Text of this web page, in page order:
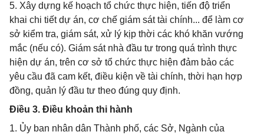
5. Xây dựng kế hoạch tổ chức thực hiện, tiến độ triển
khai chi tiết dự án, cơ chế giám sát tài chính... để làm cơ
sở kiểm tra, giám sát, xử lý kịp thời các khó khăn vướng
mắc (nếu có). Giám sát nhà đầu tư trong quá trình thực
hiện dự án, trên cơ sở tổ chức thực hiện đảm bảo các
yêu cầu đã cam kết, điều kiện về tài chính, thời hạn hợp
đồng, quản lý đầu tư theo đúng quy định.
Điều 3. Điều khoản thi hành
1. Ủy ban nhân dân Thành phố, các Sở, Ngành của